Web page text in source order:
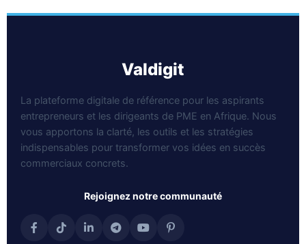
valdigit
La plateforme digitale de référence pour les aspirants
entrepreneurs et les dirigeants de PME en Afrique. Nous
vous apportons la clarté, les outils et les stratégies
indispensables pour transformer vos idées en succès
commerciaux concrets.
rejoignez notre communauté